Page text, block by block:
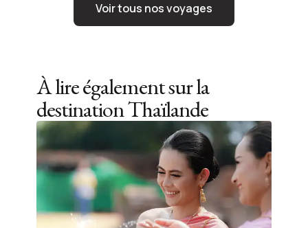
Voir tous nos voyages
À lire également sur la
destinationThaïlande